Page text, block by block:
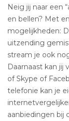
Neig jij naar een
en bellen? Met
mogelijkheden:
uitzending
stream je ook
Daarnaast kan jij
of Skype of
telefonie kan je
aanbiedingen bij